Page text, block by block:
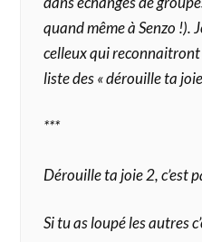
quand même à Senzo !).
celleux qui
liste des « dérouille ta
***
Dérouille ta joie 2, c’est
Si tu as loupé les autres